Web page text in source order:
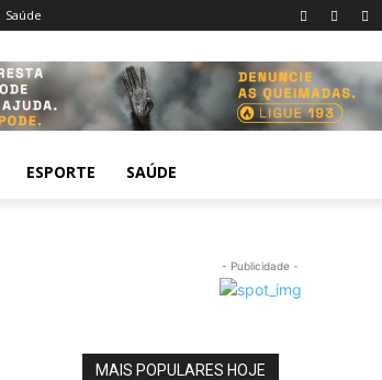
Saúde
ESPORTE SAÚDE
- Publicidade -
MAIS POPULARES HOJE